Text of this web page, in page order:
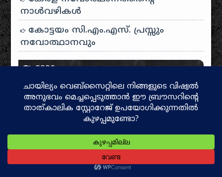
നാൾവഴികൾ
കോട്ടയം സി.എം.എസ്. പ്രസ്സും
നവോത്ഥാനവും
2026
July
കൊട്ടിയൂർ ക്ഷേത്ര ചരിത്രം
കൊട്ടിയൂർ – വയനാട്
യാത്രാവിശേഷങ്ങൾ